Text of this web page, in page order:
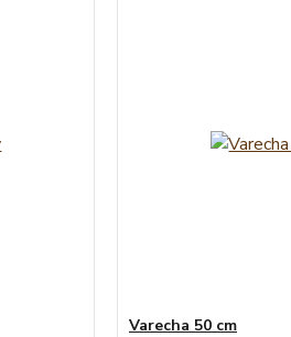
Varecha 50 cm